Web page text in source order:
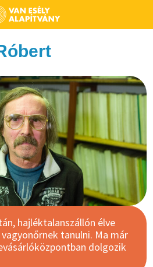
hajléktalanszállón élve
tanulni. Ma már
dolgozik